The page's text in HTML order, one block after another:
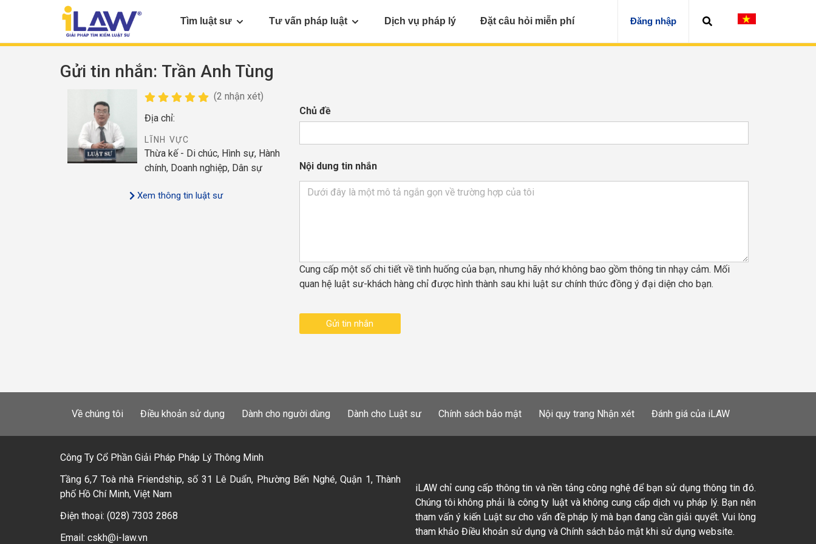
Tìm luật sư Tư vấn pháp luật Dịch vụ pháp lý Đặt câu hỏi miễn phí Đăng nhập
Gửi tin nhắn: Trần Anh Tùng
(2 nhận xét)
Địa chỉ:
LĨNH VỰC
Thừa kế - Di chúc, Hình sự, Hành
chính, Doanh nghiệp, Dân sự
Xem thông tin luật sư
Chủ đề
Nội dung tin nhắn
Cung cấp một số chi tiết về tình huống của bạn, nhưng hãy nhớ không bao gồm thông tin nhạy cảm. Mối
quan hệ luật sư-khách hàng chỉ được hình thành sau khi luật sư chính thức đồng ý đại diện cho bạn.
Gửi tin nhắn
Về chúng tôi Điều khoản sử dụng Dành cho người dùng Dành cho Luật sư Chính sách bảo mật Nội quy trang Nhận xét Đánh giá của iLAW
Công Ty Cổ Phần Giải Pháp Pháp Lý Thông Minh
Tầng 6,7 Toà nhà Friendship, số 31 Lê Duẩn, Phường Bến Nghé, Quận 1, Thành
phố Hồ Chí Minh, Việt Nam
Điện thoại: (028) 7303 2868
Email: cskh@i-law.vn
iLAW chỉ cung cấp thông tin và nền tảng công nghệ để bạn sử dụng thông tin đó.
Chúng tôi không phải là công ty luật và không cung cấp dịch vụ pháp lý. Bạn nên
tham vấn ý kiến Luật sư cho vấn đề pháp lý mà bạn đang cần giải quyết. Vui lòng
tham khảo Điều khoản sử dụng và Chính sách bảo mật khi sử dụng website.